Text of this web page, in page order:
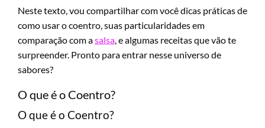
Neste texto, vou compartilhar com você dicas práticas de
como usar o coentro, suas particularidades em
comparação com asalsa , e algumas receitas que vão te
surpreender. Pronto para entrar nesse universo de
sabores?
O que é o Coentro?
O que é o Coentro?